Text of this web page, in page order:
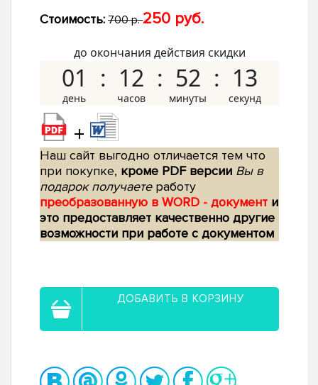
Стоимость: 700 р.250 руб.
до окончания действия скидки
01 12 52 12
+
Наш сайт выгодно отличается тем что
при покупке, кроме PDF версии Вы в
подарок получаетеработу
преобразованную в WORD - документ и
это предоставляет качественно другие
возможности при работе с документом
ДОБАВИТЬ В КОРЗИНУ